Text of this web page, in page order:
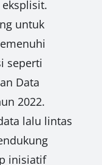
untuk
seperti
Data
2022.
lalu lintas
inisiatif